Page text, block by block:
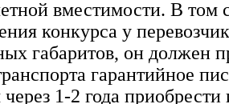
вместимости. В том
конкурса у
габаритов, он должен
гарантийное
через 1-2 года